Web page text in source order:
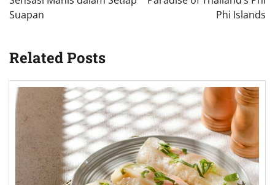
CULINARY
Kuih Pedamaran: Kelezatan Tradisional yang
Menggoda
Dian Anggraini November 16, 2024 0